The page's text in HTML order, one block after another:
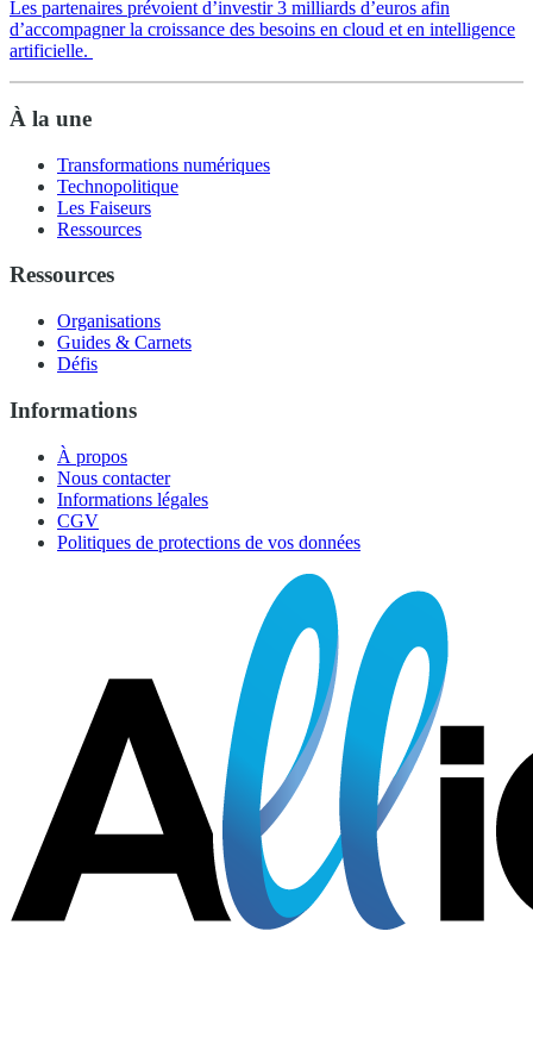
Les partenaires prévoient d’investir 3 milliards d’euros afin
d’accompagner la croissance des besoins en cloud et en intelligence
artificielle.
À la une
Transformations numériques
Technopolitique
Les Faiseurs
Ressources
Ressources
Organisations
Guides & Carnets
Défis
Informations
À propos
Nous contacter
Informations légales
CGV
Politiques de protections de vos données